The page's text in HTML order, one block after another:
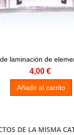
laminación de
4,00 €
Añadir al carrito
DE LA MISMA